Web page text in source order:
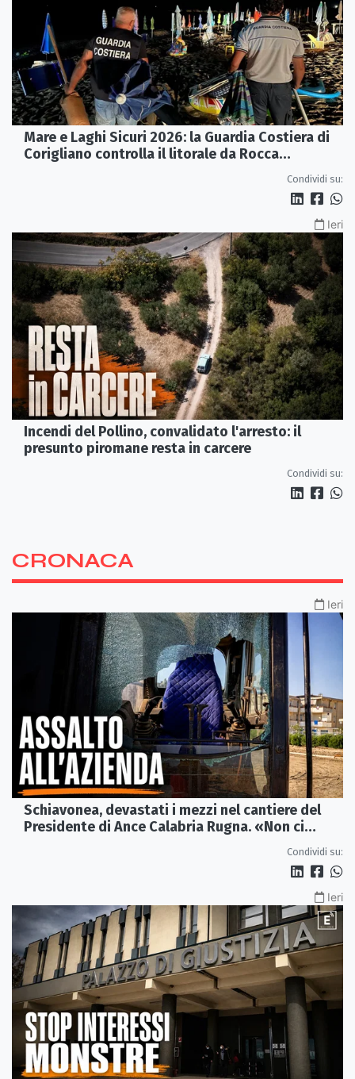
Mare e Laghi Sicuri 2026: la Guardia Costiera di
Corigliano controlla il litorale da Rocca
Condividi su:
Ieri
Incendi del Pollino, convalidato l'arresto: il
presunto piromane resta in carcere
Condividi su:
CRONACA
Ieri
Schiavonea, devastati i mezzi nel cantiere del
Presidente di Ance Calabria Rugna. «Non ci
Condividi su:
Ieri